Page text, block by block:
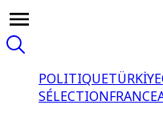
POLITIQUETÜRKİYE
SÉLECTIONFRANCE